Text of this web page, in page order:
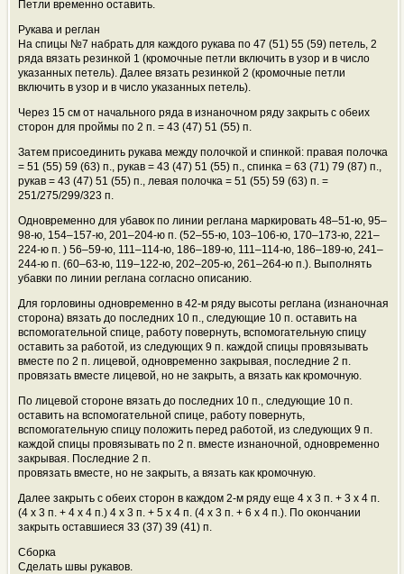
Петли временно оставить.
Рукава и реглан
На спицы №7 набрать для каждого рукава по 47 (51) 55 (59) петель, 2
ряда вязать резинкой 1 (кромочные петли включить в узор и в число
указанных петель). Далее вязать резинкой 2 (кромочные петли
включить в узор и в число указанных петель).
Через 15 см от начального ряда в изнаночном ряду закрыть с обеих
сторон для проймы по 2 п. = 43 (47) 51 (55) п.
Затем присоединить рукава между полочкой и спинкой: правая полочка
= 51 (55) 59 (63) п., рукав = 43 (47) 51 (55) п., спинка = 63 (71) 79 (87) п.,
рукав = 43 (47) 51 (55) п., левая полочка = 51 (55) 59 (63) п. =
251/275/299/323 п.
Одновременно для убавок по линии реглана маркировать 48–51-ю, 95–
98-ю, 154–157-ю, 201–204-ю п. (52–55-ю, 103–106-ю, 170–173-ю, 221–
224-ю п. ) 56–59-ю, 111–114-ю, 186–189-ю, 111–114-ю, 186–189-ю, 241–
244-ю п. (60–63-ю, 119–122-ю, 202–205-ю, 261–264-ю п.). Выполнять
убавки по линии реглана согласно описанию.
Для горловины одновременно в 42-м ряду высоты реглана (изнаночная
сторона) вязать до последних 10 п., следующие 10 п. оставить на
вспомогательной спице, работу повернуть, вспомогательную спицу
оставить за работой, из следующих 9 п. каждой спицы провязывать
вместе по 2 п. лицевой, одновременно закрывая, последние 2 п.
провязать вместе лицевой, но не закрыть, а вязать как кромочную.
По лицевой стороне вязать до последних 10 п., следующие 10 п.
оставить на вспомогательной спице, работу повернуть,
вспомогательную спицу положить перед работой, из следующих 9 п.
каждой спицы провязывать по 2 п. вместе изнаночной, одновременно
закрывая. Последние 2 п.
провязать вместе, но не закрыть, а вязать как кромочную.
Далее закрыть с обеих сторон в каждом 2-м ряду еще 4 х 3 п. + 3 х 4 п.
(4 х 3 п. + 4 х 4 п.) 4 х 3 п. + 5 х 4 п. (4 х 3 п. + 6 х 4 п.). По окончании
закрыть оставшиеся 33 (37) 39 (41) п.
Сборка
Сделать швы рукавов.